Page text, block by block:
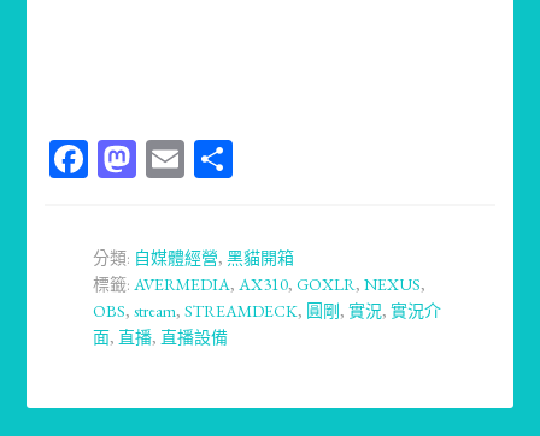
Facebook
Mastodon
Email
分類: 自媒體經營,黑貓開箱
標籤:AVERMEDIA,AX310,GOXLR,NEXUS,
OBS,stream,STREAMDECK, 圓剛 ,實況,實況介
面, 直播, 直播設備